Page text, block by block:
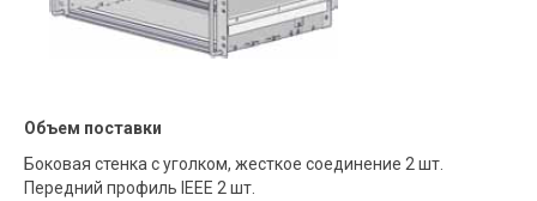
Объем поставки
Боковая стенка с уголком, жесткое соединение 2 шт.
Передний профиль IEEE 2 шт.